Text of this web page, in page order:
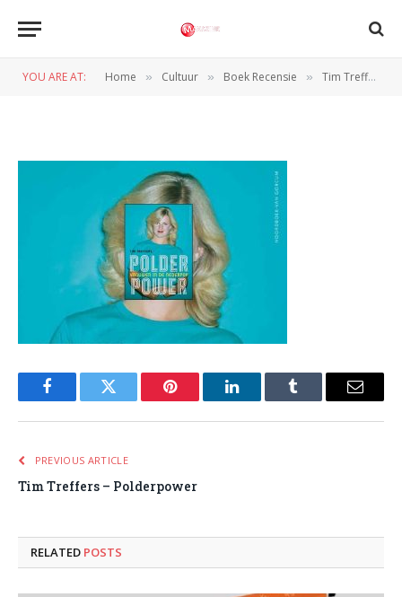
YOU ARE AT: Home » Cultuur » Boek Recensie » Tim Treffers – Polderpower
FacebookTwitter Pinterest LinkedInTumblr Email
PREVIOUS ARTICLE
Tim Treffers – Polderpower
RELATED POSTS